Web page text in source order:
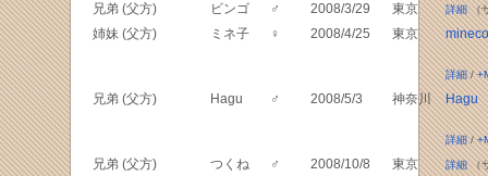
兄弟 (父方) ビンゴ ♂ 2008/3/29 東京 詳細（
姉妹 (父方) ミネ子 ♀ 2008/4/25 東京
詳細/
兄弟 (父方) Hagu ♂ 2008/5/3 神奈川 Hagu
詳細/
兄弟 (父方) つくね ♂ 2008/10/8 東京 詳細（